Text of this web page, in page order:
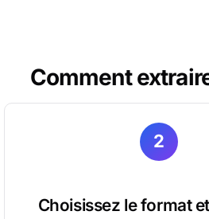
Comment
2
Choisissez le format